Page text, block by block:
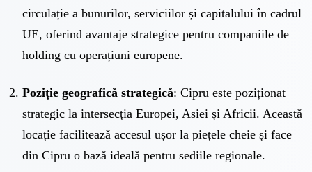
circulație a bunurilor, serviciilor și capitalului în cadrul
UE, oferind avantaje strategice pentru companiile de
holding cu operațiuni europene.
Poziție geografică strategică: Cipru este poziționat
strategic la intersecția Europei, Asiei și Africii. Această
locație facilitează accesul ușor la piețele cheie și face
din Cipru o bază ideală pentru sediile regionale.